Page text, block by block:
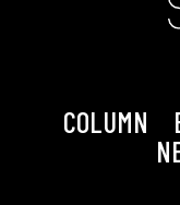
COLUMN